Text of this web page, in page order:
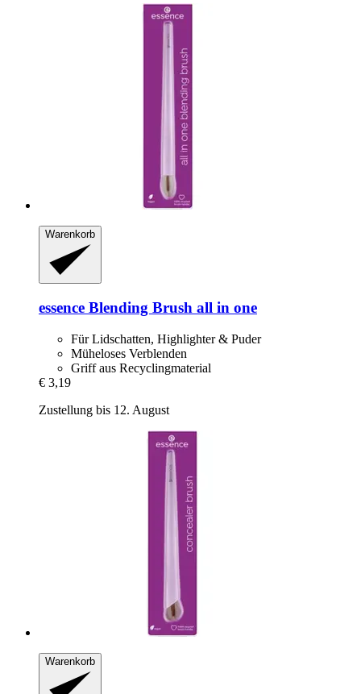
Warenkorb
essence Blending Brush all in one
Für Lidschatten, Highlighter & Puder
Müheloses Verblenden
Griff aus Recyclingmaterial
€ 3,19
Zustellung bis 12. August
Warenkorb